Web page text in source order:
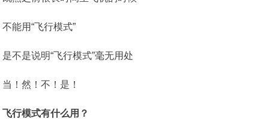
不能用“飞行模式”
是不是说明“飞行模式”毫无用处
当！然！不！是！
飞行模式有什么用？